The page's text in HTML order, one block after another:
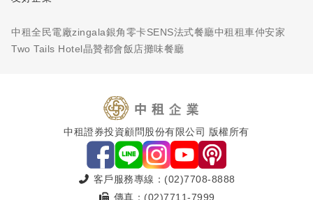
中租全民電廠zingala銀角零卡SENS法式餐廳中租租車仲安家
Two Tails Hotel晶贊都會飯店攤味餐廳
中租證券投資顧問股份有限公司 版權所有
客戶服務專線：(02)7708-8888
傳真：(02)7711-7999